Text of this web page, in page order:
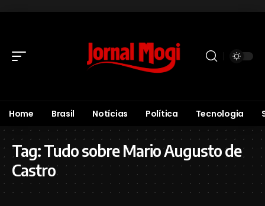
Home Brasil Notícias Política Tecnologia
Tag:Tudo sobre Mario Augusto de
Castro